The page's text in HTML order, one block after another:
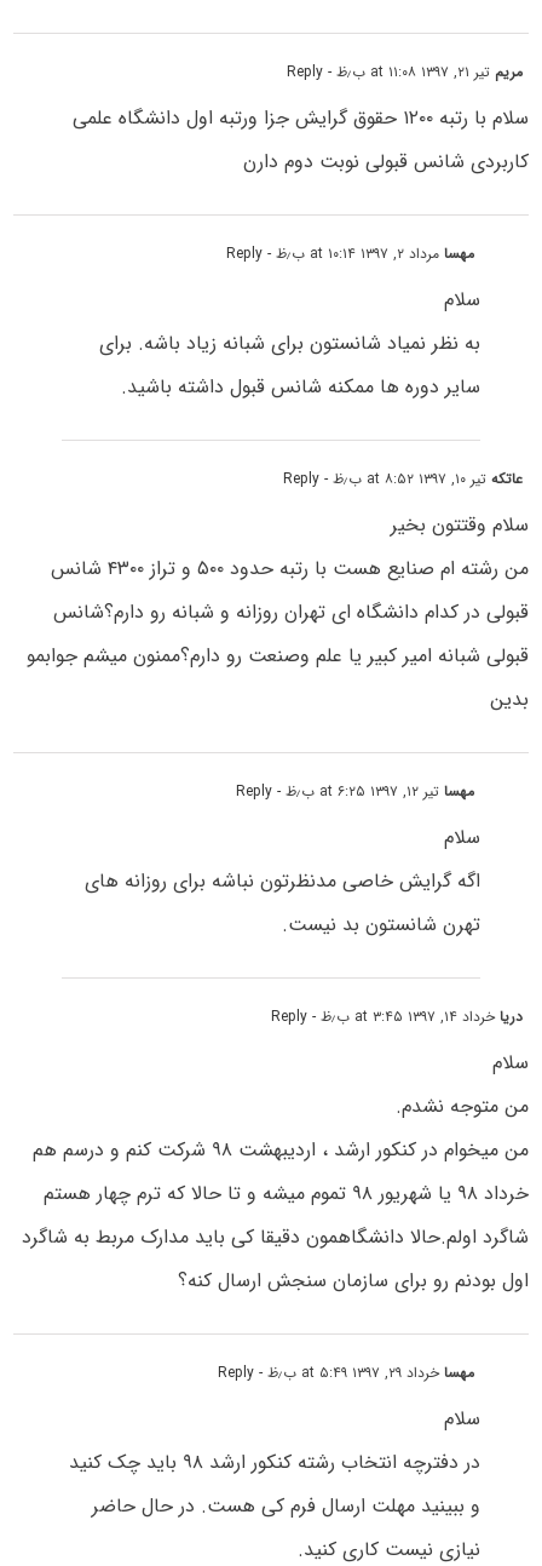
مریم تیر ۲۱, ۱۳۹۷ at ۱۱:۰۸ ب٫ظ - Reply
سلام با رتبه ۱۲۰۰ حقوق گرایش جزا ورتبه اول دانشگاه علمی
کاربردی شانس قبولی نوبت دوم دارن
مهسامرداد ۲, ۱۳۹۷ at ۱۰:۱۴ ب٫ظ - Reply
سلام
به نظر نمیاد شانستون برای شبانه زیاد باشه. برای
سایر دوره ها ممکنه شانس قبول داشته باشید.
عاتکهتیر ۱۰, ۱۳۹۷ at ۸:۵۲ ب٫ظ - Reply
سلام وقتتون بخیر
من رشته ام صنایع هست با رتبه حدود ۵۰۰ و تراز ۴۳۰۰ شانس
قبولى در کدام دانشگاه اى تهران روزانه و شبانه رو دارم؟شانس
قبولى شبانه امیر کبیر یا علم وصنعت رو دارم؟ممنون میشم جوابمو
بدین
مهساتیر ۱۲, ۱۳۹۷ at ۶:۲۵ ب٫ظ - Reply
سلام
اگه گرایش خاصی مدنظرتون نباشه برای روزانه های
تهرن شانستون بد نیست.
دریاخرداد ۱۴, ۱۳۹۷ at ۳:۴۵ ب٫ظ - Reply
سلام
من متوجه نشدم.
من میخوام در کنکور ارشد ، اردیبهشت ۹۸ شرکت کنم و درسم هم
خرداد ۹۸ یا شهریور ۹۸ تموم میشه و تا حالا که ترم چهار هستم
شاگرد اولم.حالا دانشگاهمون دقیقا کی باید مدارک مربط به شاگرد
اول بودنم رو برای سازمان سنجش ارسال کنه؟
مهساخرداد ۲۹, ۱۳۹۷ at ۵:۴۹ ب٫ظ - Reply
سلام
در دفترچه انتخاب رشته کنکور ارشد ۹۸ باید چک کنید
و ببینید مهلت ارسال فرم کی هست. در حال حاضر
نیازی نیست کاری کنید.